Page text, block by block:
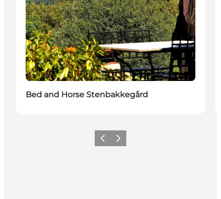
Bed and Horse Stenbakkegård
Forrige billede
Næste billede